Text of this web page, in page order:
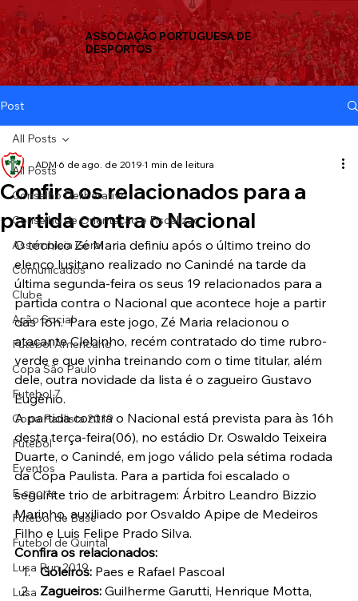
ASSOCIAÇÃO PORTUGUESA DE
DESPORTOS
Post
All Posts
Conselho Deliberativo
Conselho de Orientação e Fiscalizaç
Assembleia Geral
Comunicados
Clube
Ação Social
Futebol Americano
Copa São Paulo
Futebol 7
Copa Paulista 2019
Futebol
Eventos
E-sports
Futebol de Base
Futebol de Quintal
Lusa Run 2019
Lusa
All Posts
Confira os relacionados para a
partida contra o Nacional
ADM 6 de ago. de 2019 1 min de leitura
O técnico Zé Maria definiu após o último treino do
elenco lusitano realizado no Canindé na tarde da
última segunda-feira os seus 19 relacionados para a
partida contra o Nacional que acontece hoje a partir
das 16h.  Para este jogo, Zé Maria relacionou o
atacante Clebinho, recém contratado do time rubro-
verde e que vinha treinando com o time titular, além
dele, outra novidade da lista é o zagueiro Gustavo
Eugênio.
A partida contra o Nacional está prevista para às 16h
desta terça-feira(06), no estádio Dr. Oswaldo Teixeira
Duarte, o Canindé, em jogo válido pela sétima rodada
da Copa Paulista. Para a partida foi escalado o
seguinte trio de arbitragem: Árbitro Leandro Bizzio
Marinho, auxiliado por Osvaldo Apipe de Medeiros
Filho e Luis Felipe Prado Silva.
Confira os relacionados:
Goleiros: Paes e Rafael Pascoal
Zagueiros: Guilherme Garutti, Henrique Motta,